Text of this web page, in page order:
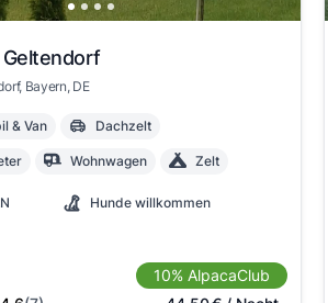
, Bayern, DE
& Van Dachzelt
Wohnwagen Zelt
Hunde willkommen
10% AlpacaClub